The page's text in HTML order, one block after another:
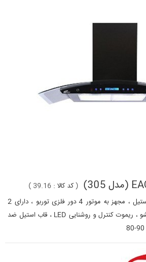
(کد کالا : 39.16
)
هود شومینه ای مشکی و استیل ، مجهز به موتور 4 دور فلزی توربو ، دارای 2
فیلتر آلومینیومی قابل شستشو ، ریموت کنترل و روشنایی LED ، قاب استیل ضد